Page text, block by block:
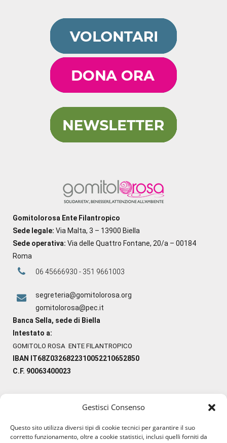
Gestisci Consenso
Questo sito utilizza diversi tipi di cookie tecnici per garantire il suo
corretto funzionamento, oltre a cookie statistici, inclusi quelli forniti da
Gomitolorosa Ente Filantropico
Sede legale: Via Malta, 3 – 13900 Biella
Sede operativa: Via delle Quattro Fontane, 20/a – 00184
Roma
06 45666930 - 351 9661003
segreteria@gomitolorosa.org
gomitolorosa@pec.it
Banca Sella, sede di Biella
Intestato a:
GOMITOLO ROSA ENTE FILANTROPICO
IBAN IT68Z0326822310052210652850
C.F. 90063400023
#lanaterapia